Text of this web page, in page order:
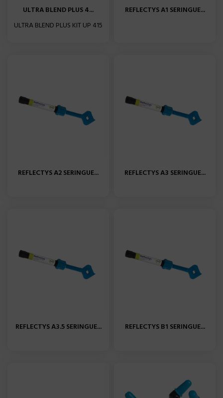
ULTRA BLEND PLUS 4...
ULTRA BLEND PLUS KIT UP 415
REFLECTYS A1 SERINGUE...
REFLECTYS A2 SERINGUE... REFLECTYS A3 SERINGUE...
REFLECTYS A3.5 SERINGUE... REFLECTYS B1 SERINGUE...